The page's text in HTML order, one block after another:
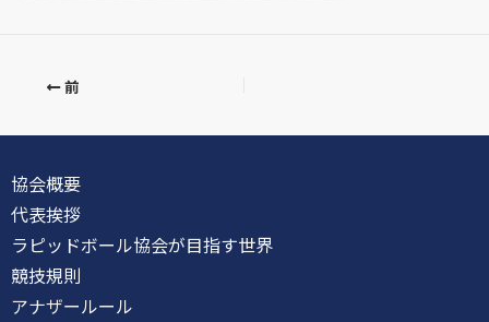
前
協会概要
代表挨拶
ラピッドボール協会が目指す世界
競技規則
アナザールール